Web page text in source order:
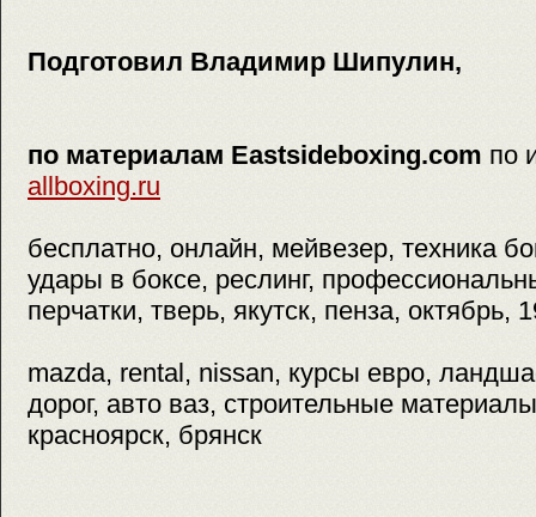
Подготовил Владимир Шипулин,
по материалам Eastsideboxing.com по
allboxing.ru
бесплатно, онлайн, мейвезер, техника
удары в боксе, реслинг,
перчатки, тверь, якутск, пенза, октябрь,
mazda, rental, nissan, курсы евро,
дорог, авто ваз, строительные
красноярск, брянск